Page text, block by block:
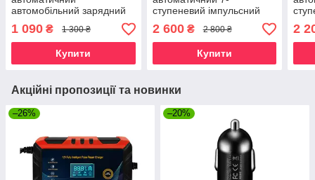
автомобільний зарядний
пристрій для акумуляторів
EAFC 12В 6А RED
1 090 ₴ 1 300 ₴
Купити
ступеневий імпульсний
зарядний пристрій E-FAST
/ Foxsur 12 В 12 А — 24B
6A
2 600₴ 2 800 ₴
Купити
24B
2
Акційні пропозиції та новинки
–26% –20%